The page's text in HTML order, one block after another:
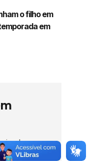
o filho em
em
for